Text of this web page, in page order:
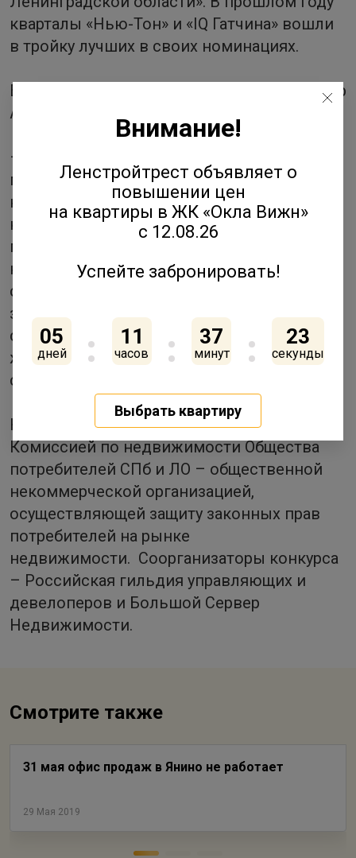
кварталы «Нью-Тон» и «IQ Гатчина» вошли
в тройку лучших в своих номинациях.
Валерия Малышева, генеральный директор
АО «Ленстройтрест»:
– В рамках конкурса «Доверие
потребителя» работу строительных
компаний оценивают покупатели жилья и
независимые эксперты рынка, поэтому
победа в нем особенно ценна. Участие в
конкурсе является дополнительным
стимулом для того, чтобы не опускать
заданную высокую планку, продолжать
строить качественное и комфортное
жилье из года в год, а также постоянно
совершенствоваться.
Конкурс «Доверие потребителя» учрежден
Комиссией по недвижимости Общества
потребителей СПб и ЛО – общественной
некоммерческой организацией,
осуществляющей защиту законных прав
потребителей на рынке
недвижимости. Соорганизаторы конкурса
– Российская гильдия управляющих и
девелоперов и Большой Сервер
Недвижимости.
Смотрите также
31 мая офис продаж в Янино не работает
29 Мая 2019
Внимание!
Ленстройтрест объявляет о
повышении цен
на квартиры в ЖК «Окла Вижн»
с 12.08.26
Успейте забронировать!
05
дней
11
часов
37
минут
22
секунды
Выбрать квартиру